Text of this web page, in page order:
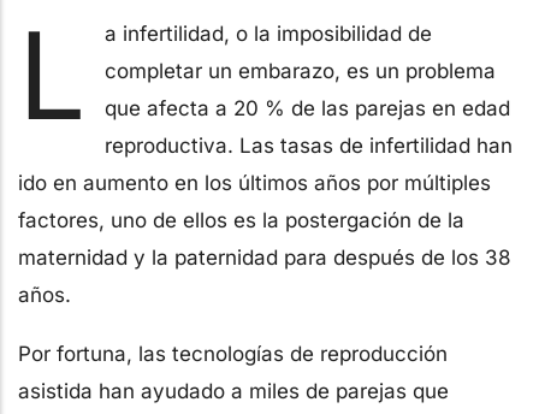
L
a infertilidad, o la imposibilidad de
completar un embarazo, es un problema
que afecta a 20 % de las parejas en edad
reproductiva. Las tasas de infertilidad han
ido en aumento en los últimos años por múltiples
factores, uno de ellos es la postergación de la
maternidad y la paternidad para después de los 38
años.
Por fortuna, las tecnologías de reproducción
asistida han ayudado a miles de parejas que